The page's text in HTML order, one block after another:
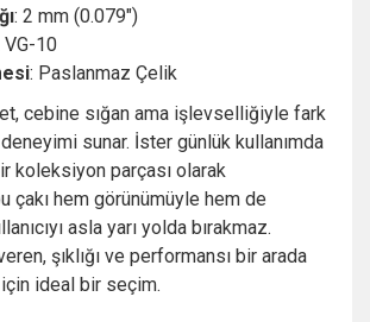
: 2 mm (0.079")
VG-10
: Paslanmaz Çelik
cebine sığan ama işlevselliğiyle fark
sunar. İster günlük kullanımda
koleksiyon parçası olarak
çakı hem görünümüyle hem de
asla yarı yolda bırakmaz.
şıklığı ve performansı bir arada
ideal bir seçim.